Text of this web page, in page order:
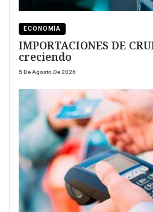
ECONOMÍA
IMPORTACIONES DE
creciendo
5 De Agosto De 2026